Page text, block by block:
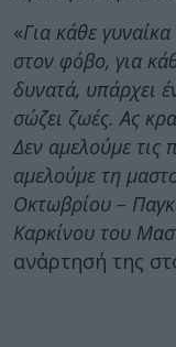
«Για κάθε
στον φόβο, για
δυνατά, υπάρχει
σώζει ζωές. Ας
Δεν αμελούμε τις
αμελούμε τη
Οκτωβρίου –
Καρκίνου του
ανάρτησή της